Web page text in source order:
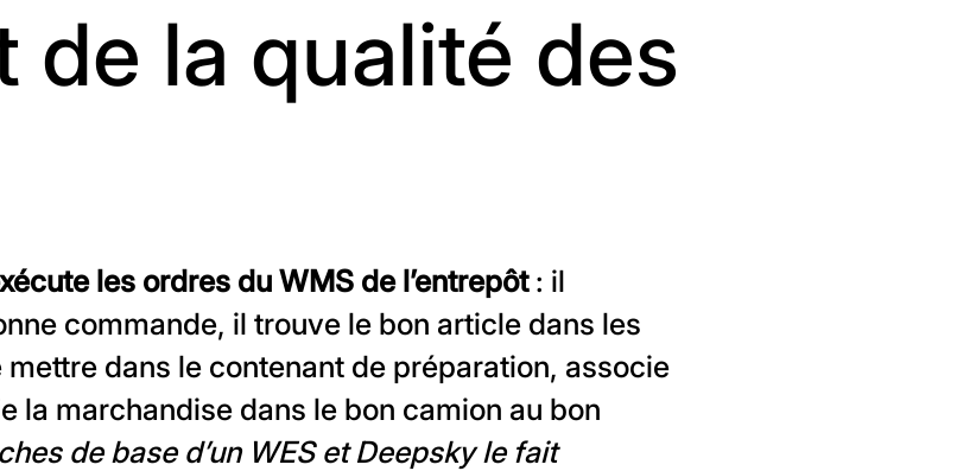
de la qualité des
les ordres du WMS de l’entrepôt: il
commande, il trouve le bon article dans les
dans le contenant de préparation, associe
la marchandise dans le bon camion au bon
de base d’un WES et Deepsky le fait